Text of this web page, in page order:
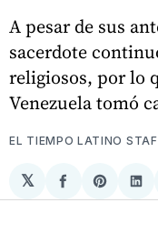
A pesar de sus
sacerdote
religiosos, por lo
Venezuela tomó
EL TIEMPO LATINO
𝕏
Compartir
en
Share
on
en